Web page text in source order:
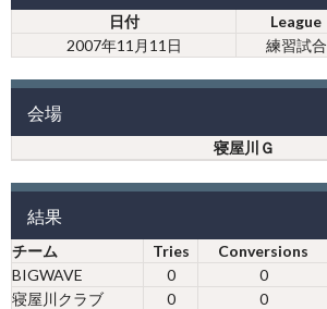
日付 League
2007年11月11日
練習試合
会場
寝屋川Ｇ
結果
チーム Tries Conversions
BIGWAVE
0 0
寝屋川クラブ
0 0